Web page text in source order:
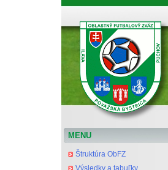
MENU
Štruktúra ObFZ
Výsledky a tabuľky